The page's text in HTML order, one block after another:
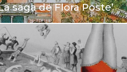
saga de Flora Poste’